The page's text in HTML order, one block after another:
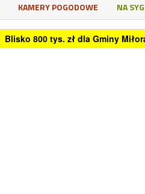
KAMERY POGODOWE NA
Blisko 800 tys. zł dla Gminy